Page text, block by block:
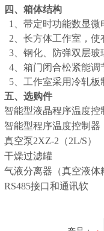
四、箱体结构
1、带定时功能数显
2、长方体工作室，
3、钢化、防弹双层
4、箱门闭合松紧能
5、工作室采用冷轧
五、选购件
智能型液晶程序温度控
智能型程序温度控制器
真空泵2XZ-2（2L/S）
干燥过滤罐
气液分离器（真空液体
RS485接口和通讯软